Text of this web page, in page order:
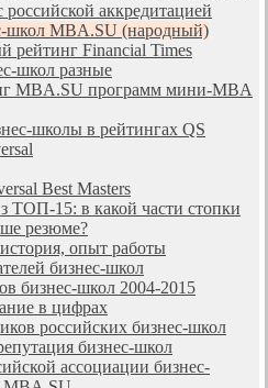
аккредитацией
школ MBA.SU (народный)
рейтинг Financial Times
школ разные
MBA.SU программ мини-MBA
школы в рейтингах QS
Best Masters
ТОП-15: в какой части стопки
резюме?
опыт работы
бизнес-школ
бизнес-школ 2004-2015
в цифрах
российских бизнес-школ
бизнес-школ
ассоциации бизнес-